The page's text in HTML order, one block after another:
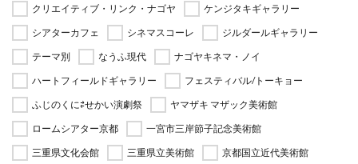
クリエイティブ・リンク・ナゴヤ
ケンジタキギャラリー
シアターカフェ
シネマスコーレ
ジルダールギャラリー
テーマ別
なうふ現代
ナゴヤキネマ・ノイ
ハートフィールドギャラリー
フェスティバル/トーキョー
ふじのくに⇄せかい演劇祭
ヤマザキ マザック美術館
ロームシアター京都
一宮市三岸節子記念美術館
三重県文化会館
三重県立美術館
京都国立近代美術館